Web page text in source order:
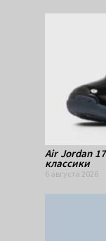
Air Jordan
классики
6 августа 2026